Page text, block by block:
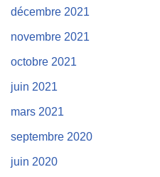
décembre 2021
novembre 2021
octobre 2021
juin 2021
mars 2021
septembre 2020
juin 2020